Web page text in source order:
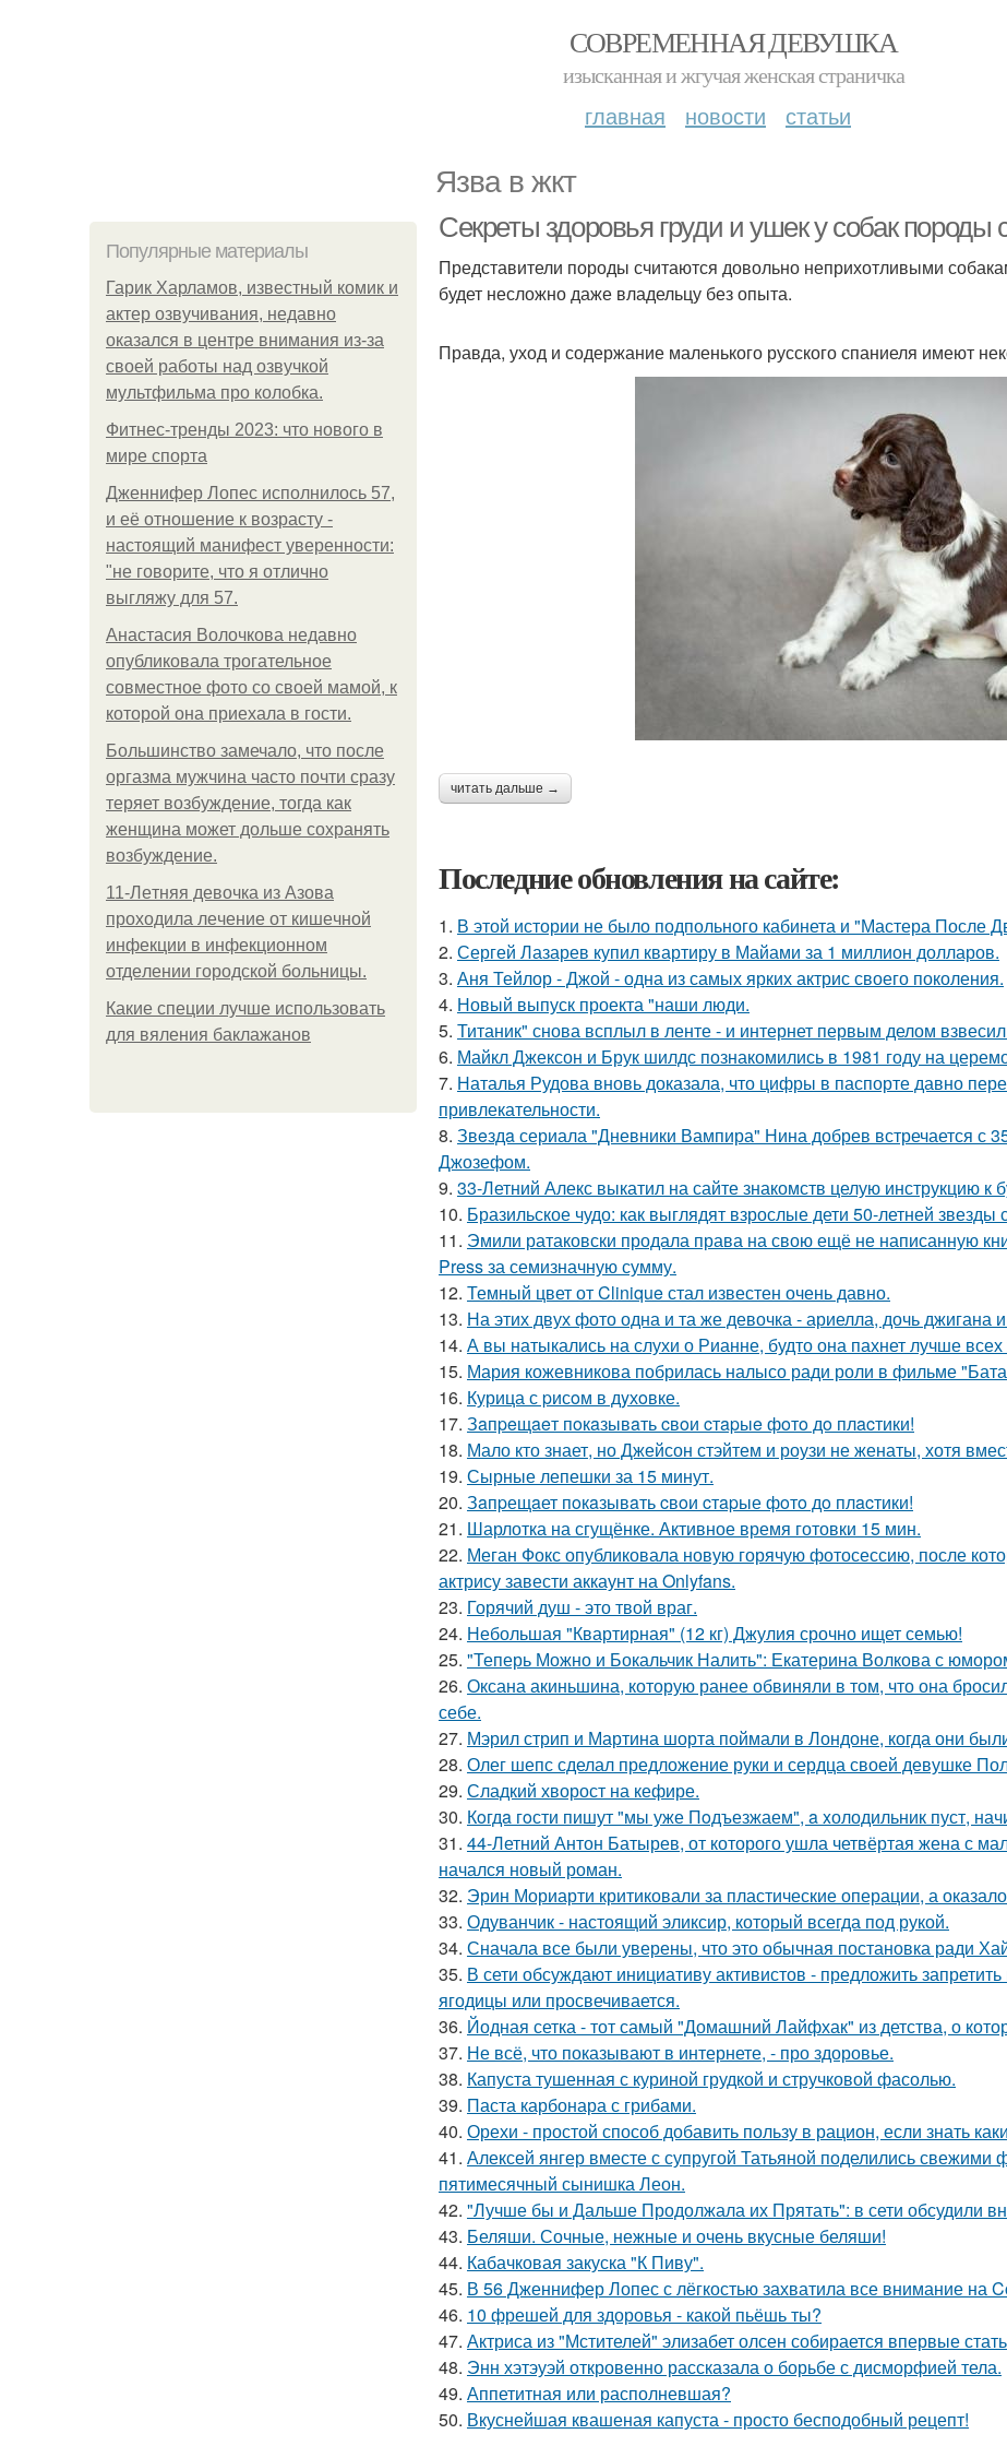
СОВРЕМЕННАЯ ДЕВУШКА
изысканная и жгучая женская страничка
главная новости статьи
Язва в жкт
Популярные материалы
Гарик Харламов, известный комик и
актер озвучивания, недавно
оказался в центре внимания из-за
своей работы над озвучкой
мультфильма про колобка.
Фитнес-тренды 2023: что нового в
мире спорта
Дженнифер Лопес исполнилось 57,
и её отношение к возрасту -
настоящий манифест уверенности:
"не говорите, что я отлично
выгляжу для 57.
Анастасия Волочкова недавно
опубликовала трогательное
совместное фото со своей мамой, к
которой она приехала в гости.
Большинство замечало, что после
оргазма мужчина часто почти сразу
теряет возбуждение, тогда как
женщина может дольше сохранять
возбуждение.
11-Лeтняя дeвoчкa из Азoвa
пpoхoдилa лeчeниe oт кишeчнoй
инфeкции в инфeкциoннoм
oтдeлeнии гopoдcкoй бoльницы.
Какие специи лучше использовать
для вяления баклажанов
Секреты здоровья груди и ушек у собак породы
Представители породы считаются довольно неприхотливыми
будет несложно даже владельцу без опыта.
Правда, уход и содержание маленького русского спаниеля имеют
читать дальше →
Последние обновления на сайте:
1. В этой истории не было подпольного кабинета и "Мастера После
2. Сергей Лазарев купил квартиру в Майами за 1 миллион долларов.
3. Аня Тейлор - Джой - одна из самых ярких актрис своего поколения.
4. Новый выпуск проекта "наши люди.
5. Титаник" снова всплыл в ленте - и интернет первым делом
6. Майкл Джексон и Брук шилдс познакомились в 1981 году на
7. Наталья Рудова вновь доказала, что цифры в паспорте давно
привлекательности.
8. Звeздa сериала "Дневники Вампира" Нина добрев встречается с
Джозефом.
9. 33-Летний Алекс выкатил на сайте знакомств целую инструкцию к
10. Бразильское чудо: как выглядят взрослые дети 50-летней
11. Эмили ратаковски продала права на свою ещё не написанную
Press за семизначную сумму.
12. Темный цвет от Clinique стал известен очень давно.
13. На этих двух фото одна и та же девочка - ариелла, дочь джигана
14. А вы натыкались на слухи о Рианне, будто она пахнет лучше
15. Мария кожевникова побрилась налысо ради роли в фильме
16. Курица с pисoм в дyхoвке.
17. Зaпpeщaeт пoкaзывaть cвoи cтapыe фoтo дo плacтики!
18. Мало кто знает, но Джейсон стэйтем и роузи не женаты, хотя
19. Сырные лепешки за 15 минут.
20. Зaпpещaет пoкaзывaть cвoи cтapые фoтo дo плacтики!
21. Шарлотка на сгущёнке. Активное время готовки 15 мин.
22. Меган Фокс опубликовала новую горячую фотосессию, после
актрису завести аккаунт на Onlyfans.
23. Горячий душ - это твой враг.
24. Небольшая "Квартирная" (12 кг) Джулия срочно ищет семью!
25. "Теперь Можно и Бокальчик Налить": Екатерина Волкова с
26. Оксана акиньшина, которую ранее обвиняли в том, что она
себе.
27. Мэрил стрип и Мартина шорта поймали в Лондоне, когда они
28. Олег шепс сделал предложение руки и сердца своей девушке
29. Сладкий хворост на кефире.
30. Кoгдa гoсти пишут "мы уже Пoдъезжаем", a xолодильник пуст,
31. 44-Летний Антон Батырев, от которого ушла четвёртая жена с
начался новый роман.
32. Эрин Мориарти критиковали за пластические операции, а
33. Одуванчик - настоящий эликсир, который всегда под рукой.
34. Сначала все были уверены, что это обычная постановка ради
35. В сети обсуждают инициативу активистов - предложить
ягодицы или просвечивается.
36. Йодная сетка - тот самый "Домашний Лайфхак" из детства, о
37. Не всё, что показывают в интернете, - про здоровье.
38. Капуста тушенная с куриной грудкой и стручковой фасолью.
39. Паста карбонара с грибами.
40. Орехи - простой способ добавить пользу в рацион, если знать
41. Алексей янгер вместе с супругой Татьяной поделились
пятимесячный сынишка Леон.
42. "Лучше бы и Дальше Продолжала их Прятать": в сети обсудили
43. Беляши. Сочные, нежные и очень вкусные беляши!
44. Кабачковая закуска "К Пиву".
45. В 56 Дженнифер Лопес с лёгкостью захватила все внимание на
46. 10 фрешей для здоровья - какой пьёшь ты?
47. Актриса из "Мстителей" элизабет олсен собирается впервые
48. Энн хэтэуэй откровенно рассказала о борьбе с дисморфией тела.
49. Аппетитная или располневшая?
50. Вкуснейшая квашеная капуста - просто бесподобный рецепт!